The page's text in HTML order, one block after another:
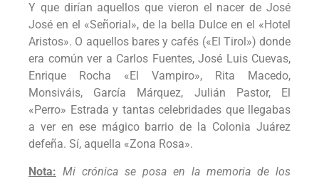
Y que dirían aquellos que vieron el nacer de José
José en el «Señorial», de la bella Dulce en el «Hotel
Aristos». O aquellos bares y cafés («El Tirol») donde
era común ver a Carlos Fuentes, José Luis Cuevas,
Enrique Rocha «El Vampiro», Rita Macedo,
Monsiváis, García Márquez, Julián Pastor, El
«Perro» Estrada y tantas celebridades que llegabas
a ver en ese mágico barrio de la Colonia Juárez
defeña. Sí, aquella «Zona Rosa».
Nota: Mi crónica se posa en la memoria de los